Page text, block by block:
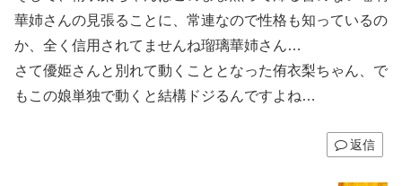
華姉さんの見張ることに、常連なので性格も知っているの
か、全く信用されてませんね瑠璃華姉さん…
さて優姫さんと別れて動くこととなった侑衣梨ちゃん、で
もこの娘単独で動くと結構ドジるんですよね…
返信